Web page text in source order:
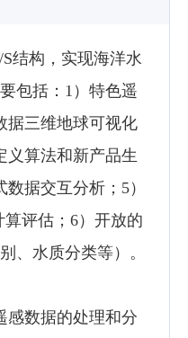
结构，实现海洋水
包括：1）特色遥
据三维地球可视化
义算法和新产品生
据交互分析；5）
评估；6）开放的
、水质分类等）。
感数据的处理和分